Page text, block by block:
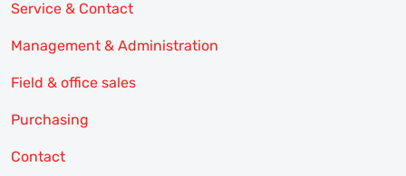
Service & Contact
Management & Administration
Field & office sales
Purchasing
Contact